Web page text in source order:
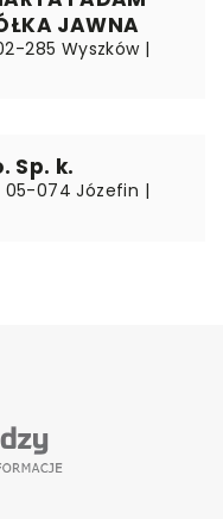
JAWNA
285 Wyszków |
Sp. k.
05-074 Józefin |